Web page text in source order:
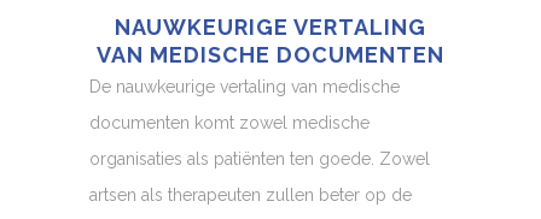
NAUWKEURIGE VERTALING
VAN MEDISCHE DOCUMENTEN
De nauwkeurige vertaling van medische
documenten komt zowel medische
organisaties als patiënten ten goede. Zowel
artsen als therapeuten zullen beter op de